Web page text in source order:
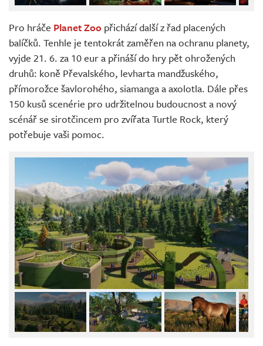
Pro hráče Planet Zoo přichází další z řad placených
balíčků. Tenhle je tentokrát zaměřen na ochranu planety,
vyjde 21. 6. za 10 eur a přináší do hry pět ohrožených
druhů: koně Převalského, levharta mandžuského,
přímorožce šavlorohého, siamanga a axolotla. Dále přes
150 kusů scenérie pro udržitelnou budoucnost a nový
scénář se sirotčincem pro zvířata Turtle Rock, který
potřebuje vaši pomoc.